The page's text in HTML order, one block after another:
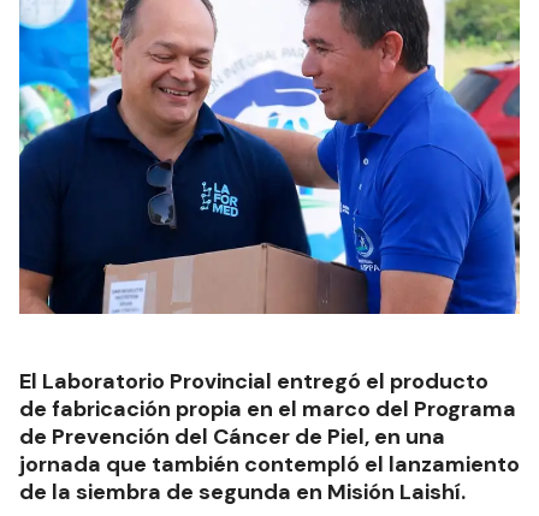
El Laboratorio Provincial entregó el producto
de fabricación propia en el marco del Programa
de Prevención del Cáncer de Piel, en una
jornada que también contempló el lanzamiento
de la siembra de segunda en Misión Laishí.